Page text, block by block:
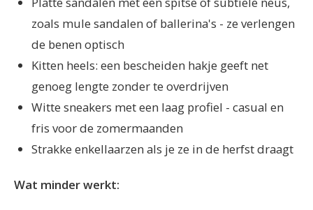
zoals mule sandalen of ballerina's - ze verlengen
de benen optisch
Kitten heels: een bescheiden hakje geeft net
genoeg lengte zonder te overdrijven
Witte sneakers met een laag profiel - casual en
fris voor de zomermaanden
Strakke enkellaarzen als je ze in de herfst draagt
Wat minder werkt: